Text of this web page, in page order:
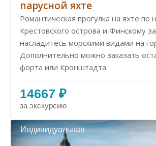
парусной яхте
Романтическая прогулка на яхте
Крестовского острова и Финскому
насладитесь морскими видами на
Дополнительно можно заказать
форта или Кронштадта.
14667 ₽
за экскурсию
Индивидуальная